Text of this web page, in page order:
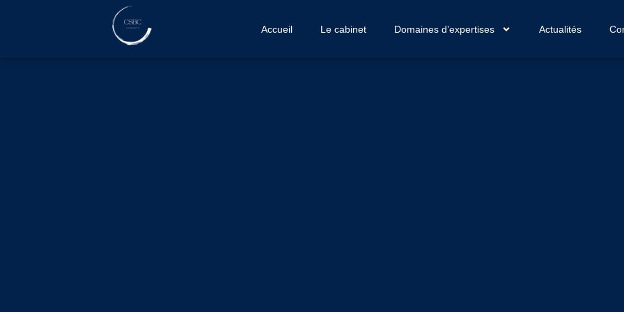
Accueil Le cabinet Domaines d’expertises Actualités